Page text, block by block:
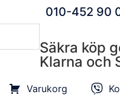
010-452 90
Säkra köp
Klarna och
Varukorg